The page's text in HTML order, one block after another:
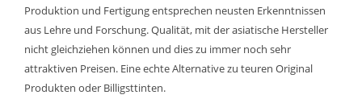
Produktion und Fertigung entsprechen neusten Erkenntnissen
aus Lehre und Forschung. Qualität, mit der asiatische Hersteller
nicht gleichziehen können und dies zu immer noch sehr
attraktiven Preisen. Eine echte Alternative zu teuren Original
Produkten oder Billigsttinten.